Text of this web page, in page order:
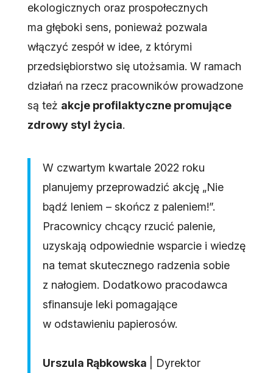
ekologicznych oraz prospołecznych
ma głęboki sens, ponieważ pozwala
włączyć zespół w idee, z którymi
przedsiębiorstwo się utożsamia. W ramach
działań na rzecz pracowników prowadzone
są też akcje profilaktyczne promujące
zdrowy styl życia.
W czwartym kwartale 2022 roku
planujemy przeprowadzić akcję „Nie
bądź leniem – skończ z paleniem!”.
Pracownicy chcący rzucić palenie,
uzyskają odpowiednie wsparcie i wiedzę
na temat skutecznego radzenia sobie
z nałogiem. Dodatkowo pracodawca
sfinansuje leki pomagające
w odstawieniu papierosów.
Urszula Rąbkowska
| Dyrektor